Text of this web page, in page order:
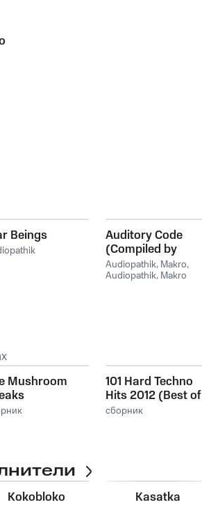
Beings
Auditory Code
(Compiled by
Audiopathik and
Makro)
Audiopathik, Makro,
Audiopathik, Makro
Mushroom
101 Hard Techno
Hits 2012 (Best of
Electronic Dance
Trance, Goa, Psy,
Anthems)
сборник
Kokobloko Kasatka